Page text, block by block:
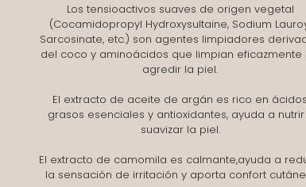
Los tensioactivos suaves de origen vegetal
(Cocamidopropyl Hydroxysultaine, Sodium
Sarcosinate, etc.) son agentes limpiadores
del coco y aminoácidos que limpian eficazmente
agredir la piel.
El extracto de aceite de argán es rico en ácidos
grasos esenciales y antioxidantes, ayuda a
suavizar la piel.
El extracto de camomila es calmante,ayuda a
la sensación de irritación y aporta confort